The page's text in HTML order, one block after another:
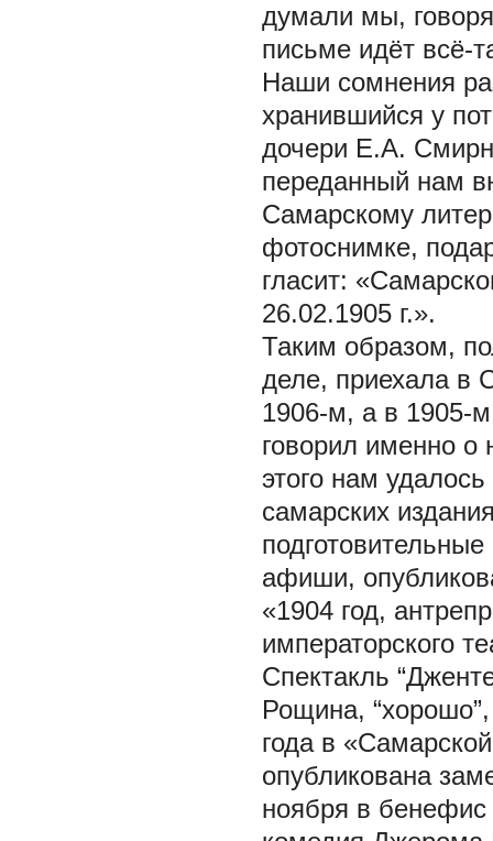
думали мы,
письме идёт всё-
Наши сомнения
хранившийся у
дочери Е.А.
переданный нам
Самарскому
фотоснимке,
гласит:
26.02.1905 г.».
Таким образом,
деле, приехала в
1906-м, а в 1905-
говорил именно о
этого нам
самарских
афиши,
«1904 год,
императорского
Спектакль
Рощина,
года в
опубликована
ноября в